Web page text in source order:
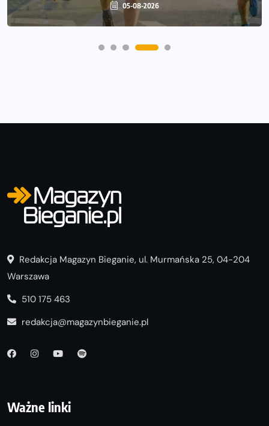
05-08-2026
Redakcja Magazyn Bieganie, ul. Murmańska 25, 04-204
Warszawa
510 175 463
redakcja@magazynbieganie.pl
Ważne linki